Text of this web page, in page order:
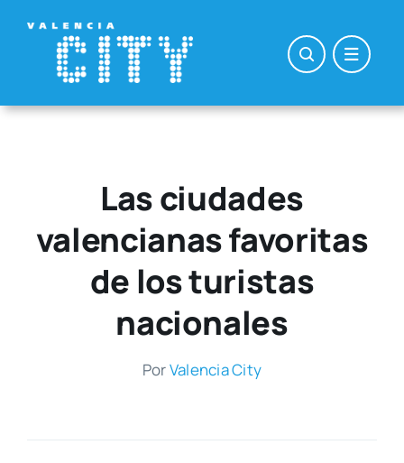
contenido
Las ciudades
valencianas favoritas
de los turistas
nacionales
PorValen­cia City